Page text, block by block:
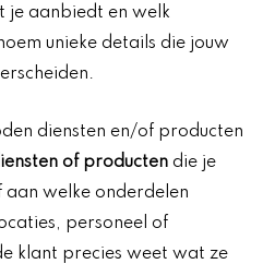
je aanbiedt en welk
unieke details die jouw
diensten en/of producten
of producten die je
welke onderdelen
personeel of
klant precies weet wat ze